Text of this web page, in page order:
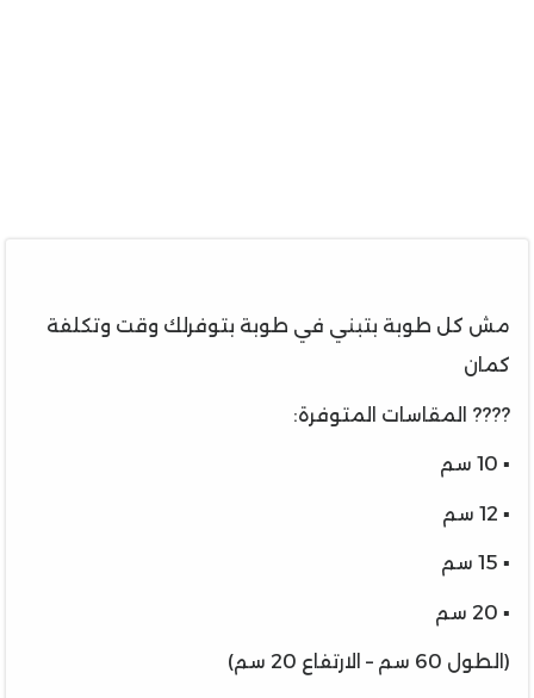
مش كل طوبة بتبني في طوبة بتوفرلك وقت وتكلفة
كمان
???? المقاسات المتوفرة:
▪️ 10 سم
▪️ 12 سم
▪️ 15 سم
▪️ 20 سم
(الطول 60 سم – الارتفاع 20 سم)